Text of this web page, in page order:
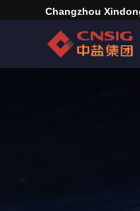
Changzhou